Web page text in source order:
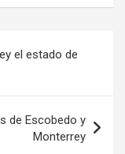
el estado de
de Escobedo y
Monterrey